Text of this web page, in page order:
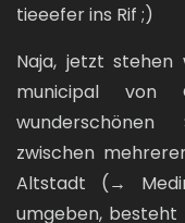
tieeefer ins Rif ;)
Naja, jetzt
municipal von
zwischen
Altstadt (→
umgeben, besteht